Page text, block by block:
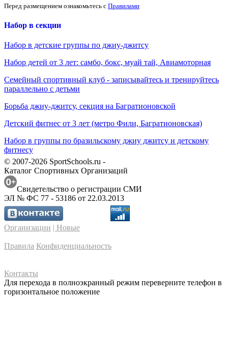
Перед размещением ознакомьтесь с Правилами
Набор в секции
Набор в детские группы по джиу-джитсу
Набор детей от 3 лет: самбо, бокс, муай тай, Авиамоторная
Семейный спортивный клуб - записывайтесь и тренируйтесь
параллельно с детьми
Борьба джиу-джитсу, секция на Багратионовской
Детский фитнес от 3 лет (метро Фили, Багратионовская)
Набор в группы по бразильскому джиу джитсу и детскому
фитнесу
© 2007-2026 SportSchools.ru -
Каталог Спортивных Организаций
Свидетельство о регистрации СМИ
ЭЛ № ФС 77 - 53186 от 22.03.2013
Организации | Новые
Правила Конфиденциальность
Контакты
Для перехода в полноэкранный режим переверните телефон в
горизонтальное положение